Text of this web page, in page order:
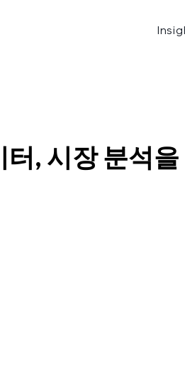
, 시장 분석